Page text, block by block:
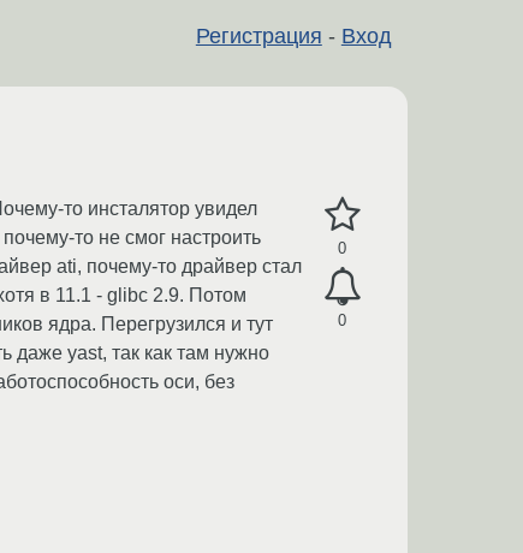
Регистрация - Вход
0
0
то инсталятор увидел
то не смог настроить
ati, почему-то драйвер стал
в 11.1 - glibc 2.9. Потом
ядра. Перегрузился и тут
даже yast, так как там нужно
оси, без